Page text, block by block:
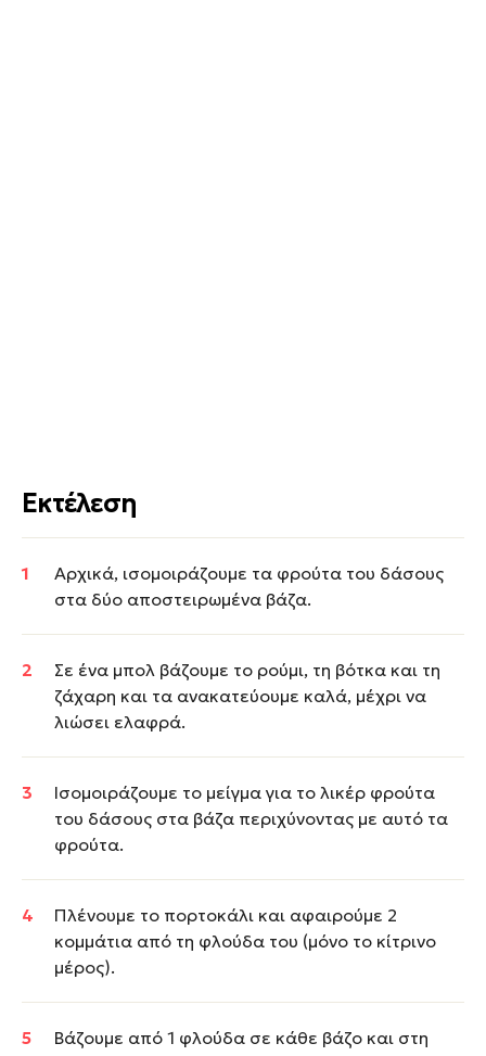
Εκτέλεση
Αρχικά, ισομοιράζουμε τα φρούτα του δάσους
στα δύο αποστειρωμένα βάζα.
Σε ένα μπολ βάζουμε το ρούμι, τη βότκα και τη
ζάχαρη και τα ανακατεύουμε καλά, μέχρι να
λιώσει ελαφρά.
Ισομοιράζουμε το μείγμα για το λικέρ φρούτα
του δάσους στα βάζα περιχύνοντας με αυτό τα
φρούτα.
Πλένουμε το πορτοκάλι και αφαιρούμε 2
κομμάτια από τη φλούδα του (μόνο το κίτρινο
μέρος).
Βάζουμε από 1 φλούδα σε κάθε βάζο και στη